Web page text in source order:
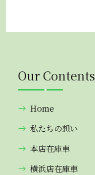
Our Contents
Home
私たちの想い
本店在庫車
横浜店在庫車